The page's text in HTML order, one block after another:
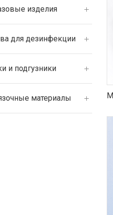
изделия
для дезинфекции
и подгузники
материалы